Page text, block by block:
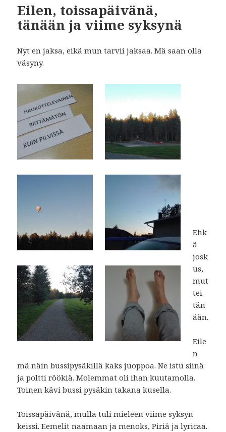
Eilen, toissapäivänä,
tänään ja viime syksynä
Nyt en jaksa, eikä mun tarvii jaksaa. Mä saan olla
väsyny.
Ehk
ä
josk
us,
mut
tei
tän
ään.
Eile
n
mä näin bussipysäkillä kaks juoppoa. Ne istu siinä
ja poltti röökiä. Molemmat oli ihan kuutamolla.
Toinen kävi bussi pysäkin takana kusella.
Toissapäivänä, mulla tuli mieleen viime syksyn
keissi. Eemelit naamaan ja menoks, Piriä ja lyricaa.